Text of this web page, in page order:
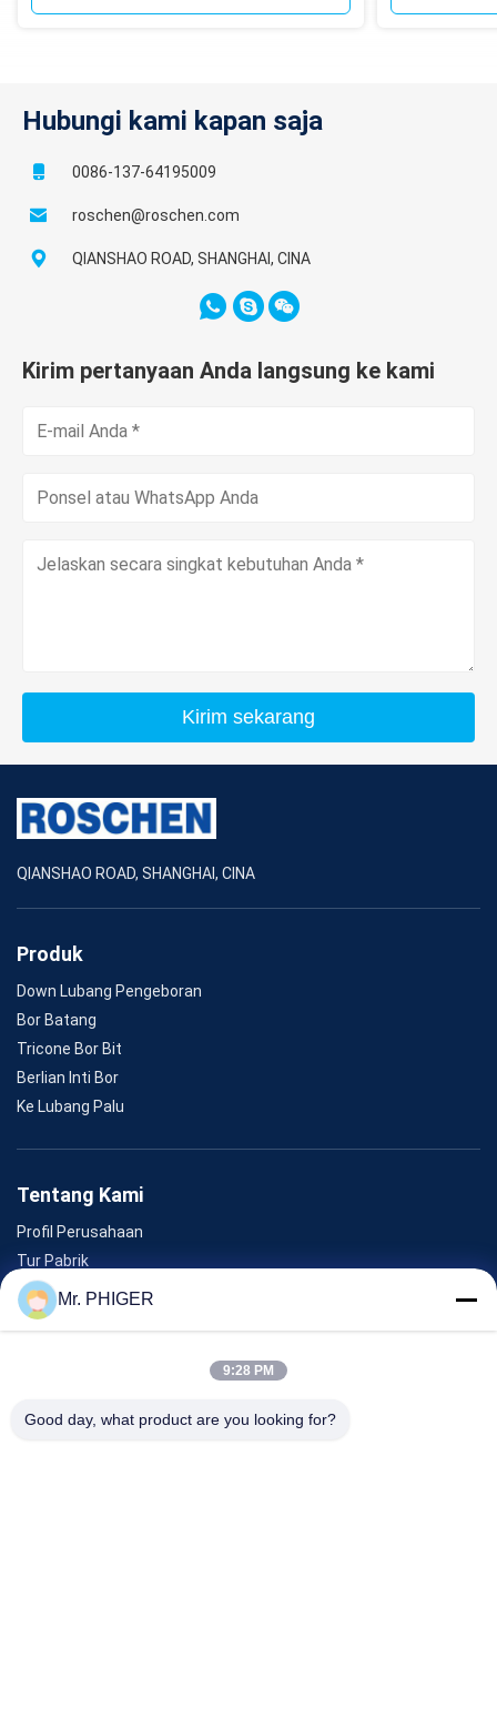
Hubungi kami kapan saja
0086-137-64195009
roschen@roschen.com
QIANSHAO ROAD, SHANGHAI, CINA
Kirim pertanyaan Anda langsung ke kami
Kirim sekarang
QIANSHAO ROAD, SHANGHAI, CINA
Produk
Down Lubang Pengeboran
Bor Batang
Tricone Bor Bit
Berlian Inti Bor
Ke Lubang Palu
Tentang Kami
Profil Perusahaan
Tur Pabrik
Kontrol Kualitas
Sitemap
Mr. PHIGER
9:28 PM
Good day, what product are you looking for?